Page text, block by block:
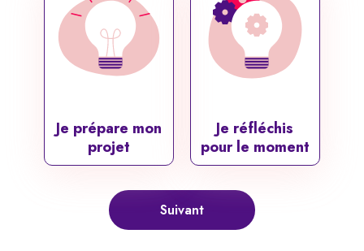
Je prépare mon
projet
Je réfléchis
pour le moment
Suivant